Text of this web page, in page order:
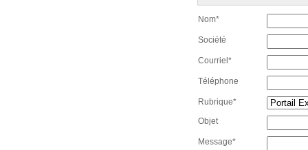
Nom*
Société
Courriel*
Téléphone
Rubrique*
Objet
Message*